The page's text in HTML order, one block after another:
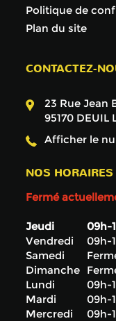
Politique de
Plan du site
CONTACTEZ-
23 Rue Jean
95170 DEUIL
Afficher le
NOS HORAIRES
Fermé
Jeudi
09h-
Vendredi
09h-
Samedi
Dimanche
Lundi
09h-
Mardi
09h-
Mercredi
09h-